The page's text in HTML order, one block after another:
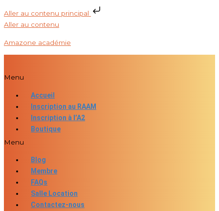
Aller au contenu principal
Aller au contenu
Amazone académie
Menu
Accueil
Inscription au RAAM
Inscription à l’A2
Boutique
Menu
Blog
Membre
FAQs
Salle Location
Contactez-nous